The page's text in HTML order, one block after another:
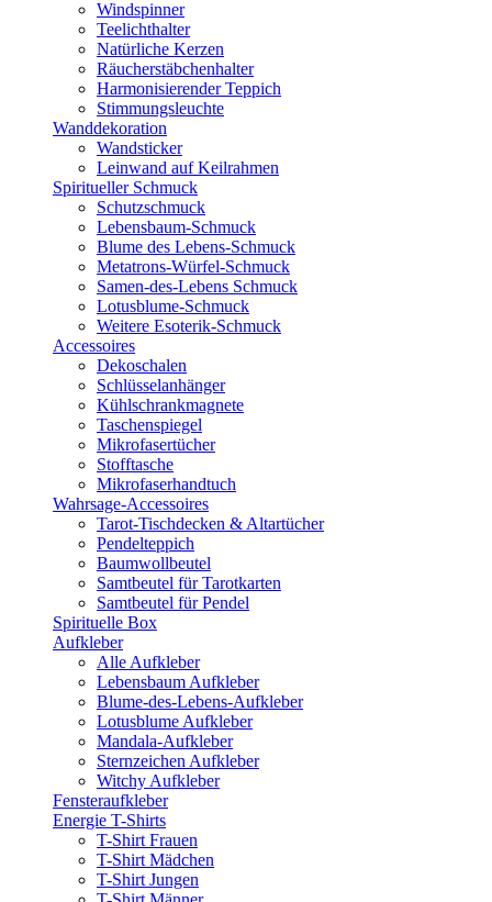
Windspinner
Teelichthalter
Natürliche Kerzen
Räucherstäbchenhalter
Harmonisierender Teppich
Stimmungsleuchte
Wanddekoration
Wandsticker
Leinwand auf Keilrahmen
Spiritueller Schmuck
Schutzschmuck
Lebensbaum-Schmuck
Blume des Lebens-Schmuck
Metatrons-Würfel-Schmuck
Samen-des-Lebens Schmuck
Lotusblume-Schmuck
Weitere Esoterik-Schmuck
Accessoires
Dekoschalen
Schlüsselanhänger
Kühlschrankmagnete
Taschenspiegel
Mikrofasertücher
Stofftasche
Mikrofaserhandtuch
Wahrsage-Accessoires
Tarot-Tischdecken & Altartücher
Pendelteppich
Baumwollbeutel
Samtbeutel für Tarotkarten
Samtbeutel für Pendel
Spirituelle Box
Aufkleber
Alle Aufkleber
Lebensbaum Aufkleber
Blume-des-Lebens-Aufkleber
Lotusblume Aufkleber
Mandala-Aufkleber
Sternzeichen Aufkleber
Witchy Aufkleber
Fensteraufkleber
Energie T-Shirts
T-Shirt Frauen
T-Shirt Mädchen
T-Shirt Jungen